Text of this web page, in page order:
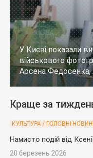
У Києві показали
військового
Арсена Федосенка,
загинув на війні
Краще за
КУЛЬТУРА / ГОЛОВНІ
Намисто подій від
20 березень 2026